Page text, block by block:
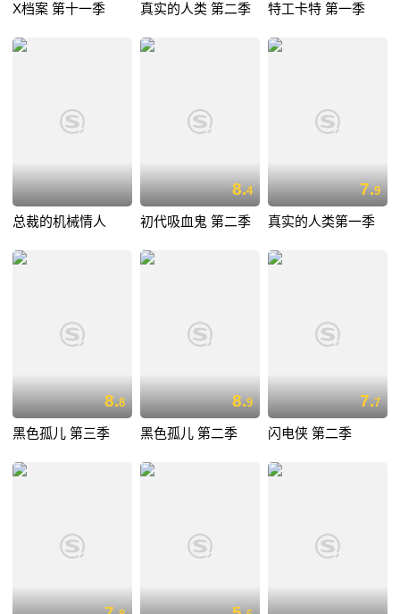
X档案 第十一季 真实的人类 第二季 特工卡特 第一季
总裁的机械情人
8.4
初代吸血鬼 第二季
7.9
真实的人类第一季
8.8
黑色孤儿 第三季
8.9
黑色孤儿 第二季
7.7
闪电侠 第二季